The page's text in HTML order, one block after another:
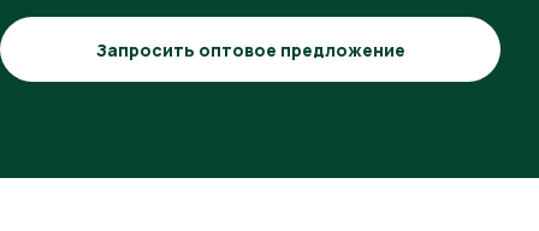
Запросить оптовое предложение